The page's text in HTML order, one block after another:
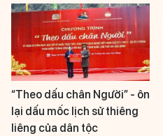
“Theo dấu chân Người” - ôn
lại dấu mốc lịch sử thiêng
liêng của dân tộc